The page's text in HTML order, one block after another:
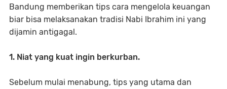
Bandung memberikan tips cara mengelola keuangan
biar bisa melaksanakan tradisi Nabi Ibrahim ini yang
dijamin antigagal.
1. Niat yang kuat ingin berkurban.
Sebelum mulai menabung, tips yang utama dan